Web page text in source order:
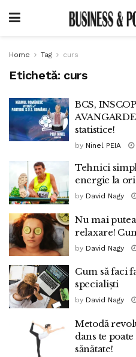
Home Tag curs
Etichetă: curs
BCS,
statistice!
by Ninel PEIA
Tehnici
energie la
by David Nagy
Nu mai
relaxare!
by David Nagy
Cum să faci
specialiști
by David Nagy
Metodă
dans te
sănătate!